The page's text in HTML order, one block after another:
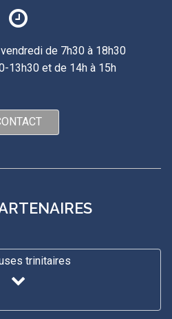
de 7h30 à 18h30
13h30 et de 14h à 15h
trinitaires